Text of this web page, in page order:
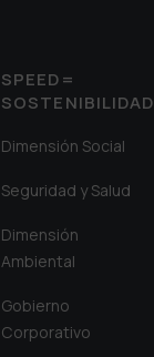
SPEED=
SOSTENIBILIDAD
Dimensión Social
Seguridad y Salud
Dimensión
Ambiental
Gobierno
Corporativo